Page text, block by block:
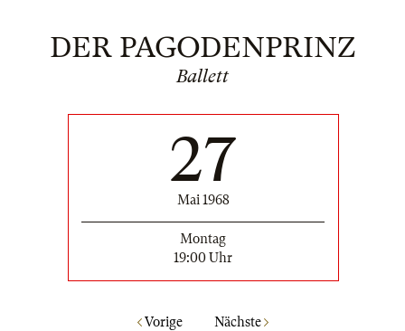
DER PAGODENPRINZ
Ballett
27
Mai 1968
Montag
19:00 Uhr
Vorige Nächste